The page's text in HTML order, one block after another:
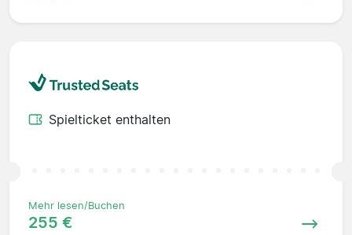
Spielticket enthalten
Mehr lesen/Buchen
255 €